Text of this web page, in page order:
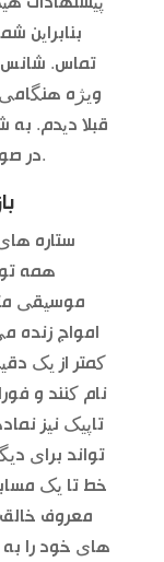
بنابراین
تماس. شانس
ویژه هنگامی
قبلا دیدم.
در صورتی چرخش در پیروزی منجر نشده است.
ستاره
همه
موسیقی
امواج زنده
کمتر از یک
تاپیک نیز
تواند برای
خط تا یک
معروف خالق
های خود را